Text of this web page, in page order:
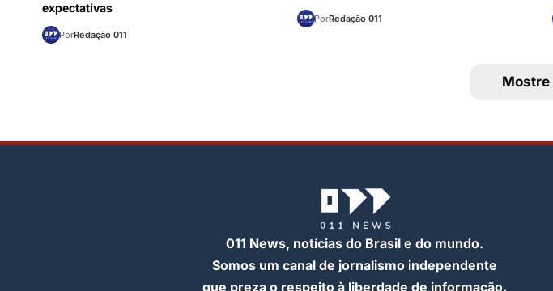
expectativas
PorRedação 011
PorRedação 011
Mostre
011 News, notícias do Brasil e do mundo.
Somos um canal de jornalismo independente
que preza o respeito à liberdade de informação.